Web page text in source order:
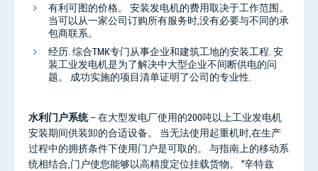
有利可图的价格。 安装发电机的费用取决于工作范围。
当可以从一家公司订购所有服务时,没有必要与不同的承
包商联系。
经历. 综合TMK专门从事企业和建筑工地的安装工程. 安
装工业发电机是为了解决中大型企业不间断供电的问
题。 成功实施的项目清单证明了公司的专业性.
水利门户系统– 在大型发电厂使用的200吨以上工业发电机
安装期间供装卸的合适设备。 当无法使用起重机时,在生产
过程中的拥挤条件下使用门户是可取的。 与指南上的移动系
统相结合,门户使您能够以高精度定位挂载货物。 “辛特兹